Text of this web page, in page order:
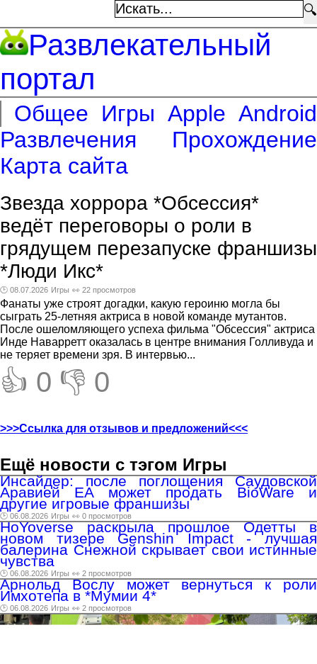
🔍
Развлекательный
портал
Общее Игры Apple Android
Развлечения
Прохождение
Карта сайта
Звезда хоррора *Обсессия*
ведёт переговоры о роли в
грядущем перезапуске франшизы
*Люди Икс*
🕑 08.07.2026 Игры 👀 22 просмотров
Фанаты уже строят догадки, какую героиню могла бы
сыграть 25-летняя актриса в новой команде мутантов.
После ошеломляющего успеха фильма "Обсессия" актриса
Инде Наварретт оказалась в центре внимания Голливуда и
не теряет времени зря. В интервью...
👍 0 👎 0
>>>Ссылка для отзывов и предложений<<<
Ещё новости с тэгом Игры
Инсайдер: после поглощения Саудовской
Аравией EA может продать BioWare и
другие игровые франшизы
🕑 06.08.2026 Игры 👀 0 просмотров
HoYoverse раскрыла прошлое Одетты в
новом тизере Genshin Impact - лучшая
балерина Снежной скрывает свои истинные
чувства
🕑 06.08.2026 Игры 👀 2 просмотров
Арнольд Вослу может вернуться к роли
Имхотепа в *Мумии 4*
🕑 06.08.2026 Игры 👀 2 просмотров